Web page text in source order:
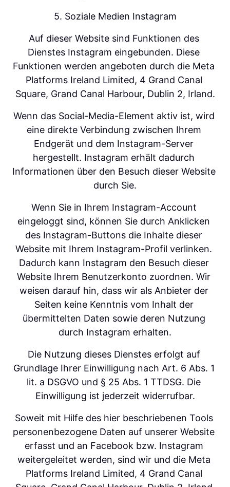
5. Soziale Medien Instagram
Auf dieser Website sind Funktionen des
Dienstes Instagram eingebunden. Diese
Funktionen werden angeboten durch die Meta
Platforms Ireland Limited, 4 Grand Canal
Square, Grand Canal Harbour, Dublin 2, Irland.
Wenn das Social-Media-Element aktiv ist, wird
eine direkte Verbindung zwischen Ihrem
Endgerät und dem Instagram-Server
hergestellt. Instagram erhält dadurch
Informationen über den Besuch dieser Website
durch Sie.
Wenn Sie in Ihrem Instagram-Account
eingeloggt sind, können Sie durch Anklicken
des Instagram-Buttons die Inhalte dieser
Website mit Ihrem Instagram-Profil verlinken.
Dadurch kann Instagram den Besuch dieser
Website Ihrem Benutzerkonto zuordnen. Wir
weisen darauf hin, dass wir als Anbieter der
Seiten keine Kenntnis vom Inhalt der
übermittelten Daten sowie deren Nutzung
durch Instagram erhalten.
Die Nutzung dieses Dienstes erfolgt auf
Grundlage Ihrer Einwilligung nach Art. 6 Abs. 1
lit. a DSGVO und § 25 Abs. 1 TTDSG. Die
Einwilligung ist jederzeit widerrufbar.
Soweit mit Hilfe des hier beschriebenen Tools
personenbezogene Daten auf unserer Website
erfasst und an Facebook bzw. Instagram
weitergeleitet werden, sind wir und die Meta
Platforms Ireland Limited, 4 Grand Canal